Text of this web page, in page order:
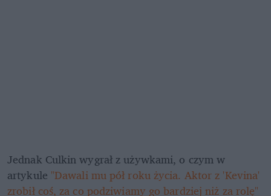
Jednak Culkin wygrał z używkami, o czym w
artykule "Dawali mu pół roku życia. Aktor z 'Kevina'